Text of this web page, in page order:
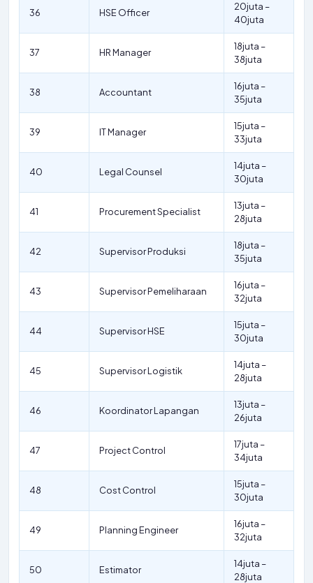
36 HSE Officer
20juta –
40juta
37 HR Manager
18juta –
38juta
38 Accountant
16juta –
35juta
39 IT Manager
15juta –
33juta
40 Legal Counsel
14juta –
30juta
41 Procurement Specialist
13juta –
28juta
42 Supervisor Produksi
18juta –
35juta
43 Supervisor Pemeliharaan
16juta –
32juta
44 Supervisor HSE
15juta –
30juta
45 Supervisor Logistik
14juta –
28juta
46 Koordinator Lapangan
13juta –
26juta
47 Project Control
17juta –
34juta
48 Cost Control
15juta –
30juta
49 Planning Engineer
16juta –
32juta
50 Estimator
14juta –
28juta